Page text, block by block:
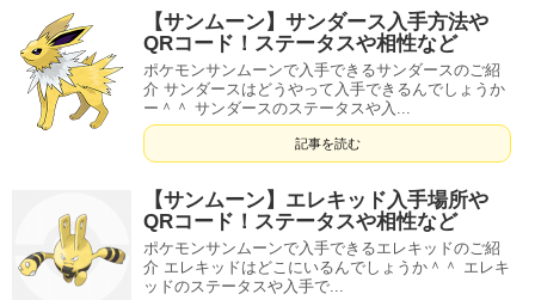
【サンムーン】サンダース入手方法や
QRコード！ステータスや相性など
ポケモンサンムーンで入手できるサンダースのご紹
介 サンダースはどうやって入手できるんでしょうか
ー＾＾ サンダースのステータスや入...
記事を読む
【サンムーン】エレキッド入手場所や
QRコード！ステータスや相性など
ポケモンサンムーンで入手できるエレキッドのご紹
介 エレキッドはどこにいるんでしょうか＾＾ エレキ
ッドのステータスや入手で...